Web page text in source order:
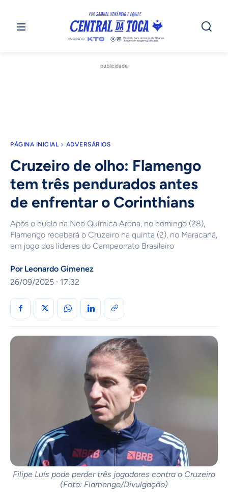
publicidade
PÁGINA INICIAL ADVERSÁRIOS
Cruzeiro de olho: Flamengo
tem três pendurados antes
de enfrentar o Corinthians
Após o duelo na Neo Química Arena, no domingo (28),
Flamengo receberá o Cruzeiro na quinta (2), no Maracanã,
em jogo dos líderes do Campeonato Brasileiro
Por Leonardo Gimenez
26/09/2025 · 17:32
Filipe Luís pode perder três jogadores contra o Cruzeiro
(Foto: Flamengo/Divulgação)